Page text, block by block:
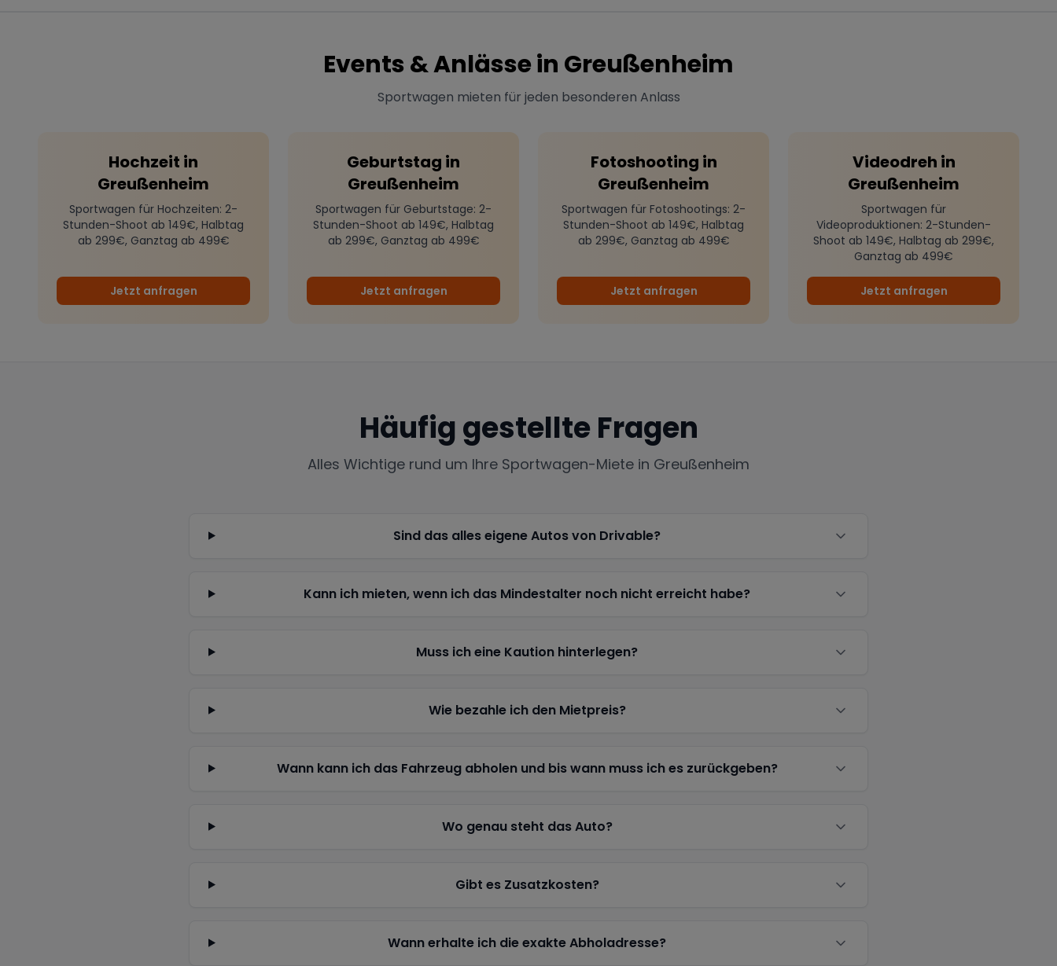
Events & Anlässe in Greußenheim
Sportwagen mieten für jeden besonderen Anlass
Hochzeit in
Greußenheim
Sportwagen für Hochzeiten: 2-
Stunden-Shoot ab 149€, Halbtag
ab 299€, Ganztag ab 499€
Jetzt anfragen
Geburtstag in
Greußenheim
Sportwagen für Geburtstage: 2-
Stunden-Shoot ab 149€, Halbtag
ab 299€, Ganztag ab 499€
Jetzt anfragen
Fotoshooting in
Greußenheim
Sportwagen für Fotoshootings: 2-
Stunden-Shoot ab 149€, Halbtag
ab 299€, Ganztag ab 499€
Jetzt anfragen
Videodreh in
Greußenheim
Sportwagen für
Videoproduktionen: 2-Stunden-
Shoot ab 149€, Halbtag ab 299€,
Ganztag ab 499€
Jetzt anfragen
Häufig gestellte Fragen
Alles Wichtige rund um Ihre Sportwagen-Miete in Greußenheim
Sind das alles eigene Autos von Drivable?
Kann ich mieten, wenn ich das Mindestalter noch nicht erreicht habe?
Muss ich eine Kaution hinterlegen?
Wie bezahle ich den Mietpreis?
Wann kann ich das Fahrzeug abholen und bis wann muss ich es zurückgeben?
Wo genau steht das Auto?
Gibt es Zusatzkosten?
Wann erhalte ich die exakte Abholadresse?